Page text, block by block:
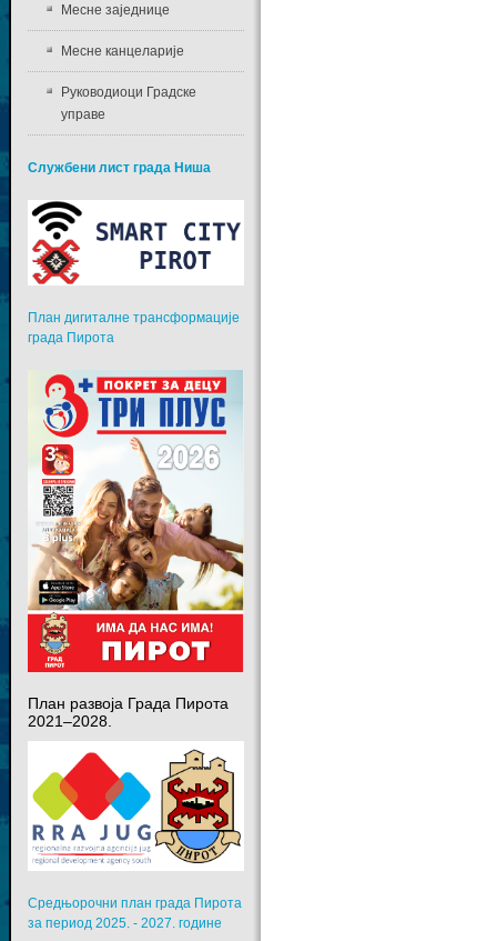
Месне заједнице
Месне канцеларије
Руководиоци Градске
управе
Службени лист града Ниша
План дигиталне трансформације
града Пирота
План развоја Града Пирота
2021–2028.
Средњорочни план града Пирота
за период 2025. - 2027. године